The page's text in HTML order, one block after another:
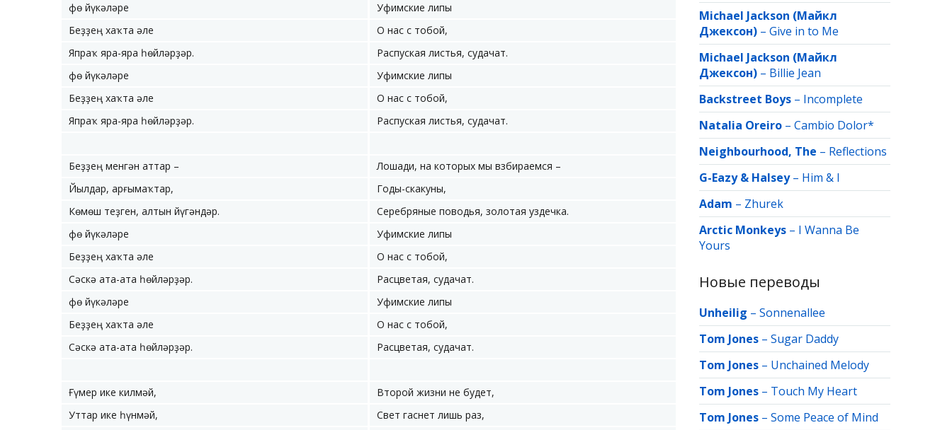
Өфө йүкәләре
Уфимские липы
Беҙҙең хаҡта әле
О нас с тобой,
Япраҡ яра-яра һөйләрҙәр.
Распуская листья, судачат.
Өфө йүкәләре
Уфимские липы
Беҙҙең хаҡта әле
О нас с тобой,
Япраҡ яра-яра һөйләрҙәр.
Распуская листья, судачат.
Беҙҙең менгән аттар –
Лошади, на которых мы взбираемся –
Йылдар, арғымаҡтар,
Годы-скакуны,
Көмөш теҙген, алтын йүгәндәр.
Серебряные поводья, золотая уздечка.
Өфө йүкәләре
Уфимские липы
Беҙҙең хаҡта әле
О нас с тобой,
Сәскә ата-ата һөйләрҙәр.
Расцветая, судачат.
Өфө йүкәләре
Уфимские липы
Беҙҙең хаҡта әле
О нас с тобой,
Сәскә ата-ата һөйләрҙәр.
Расцветая, судачат.
Ғүмер ике килмәй,
Второй жизни не будет,
Уттар ике һүнмәй,
Свет гаснет лишь раз,
Michael Jackson (Майкл
Джексон) – Give in to Me
Michael Jackson (Майкл
Джексон) – Billie Jean
Backstreet Boys – Incomplete
Natalia Oreiro – Cambio Dolor*
Neighbourhood, The – Reflections
G-Eazy & Halsey– Him & I
Adam – Zhurek
Arctic Monkeys – I Wanna Be
Yours
Новые переводы
Unheilig – Sonnenallee
Tom Jones – Sugar Daddy
Tom Jones – Unchained Melody
Tom Jones – Touch My Heart
Tom Jones – Some Peace of Mind